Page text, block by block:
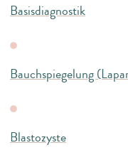
Basisdiagnostik
Bauchspiegelung
Blastozyste